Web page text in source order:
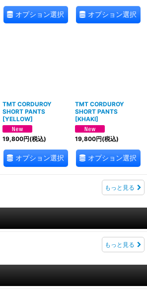
オプション選択 オプション選択
TMT CORDUROY
SHORT PANTS
[YELLOW]
19,800円(税込)
オプション選択
TMT CORDUROY
SHORT PANTS
[KHAKI]
19,800円(税込)
オプション選択
もっと見る
もっと見る